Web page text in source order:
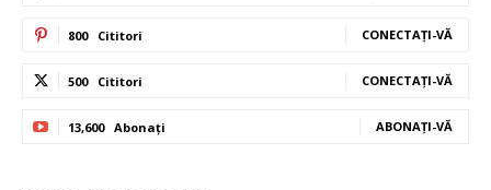
800 Cititori CONECTAȚI-VĂ
500 Cititori CONECTAȚI-VĂ
13,600 Abonați ABONAȚI-VĂ